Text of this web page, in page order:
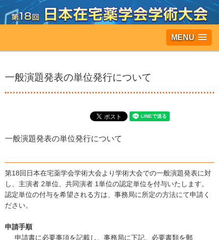
MENU
一般演題発表の単位発行について
一般演題発表の単位発行について
第18回日本在宅薬学会学術大会より学術大会での一般演題発表に対
し、主演者 2単位、共同演者 1単位の認定単位を付与いたします。
認定単位の付与を希望される方は、事務局に所定の方法にて申請く
ださい。
申請手順
申請書に必要事項を記載し、事務局に下記、必要書類を郵